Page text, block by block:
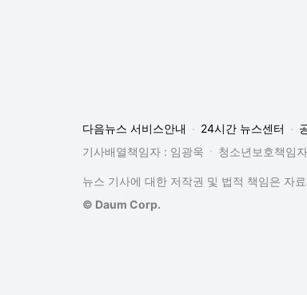
다음뉴스 서비스안내 24시간 뉴스센터
기사배열책임자 : 임광욱
청소년보호책임
뉴스 기사에 대한 저작권 및 법적 책임은 자
© Daum Corp.